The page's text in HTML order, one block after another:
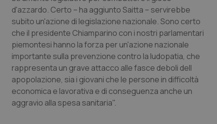
Provincia Autonoma di Bolzano
Provincia Autonoma di Trento
Puglia
Sardegna
Infezioni & Febbre
Ipertensione & Scompenso
Malattie rare
Malattia di Crohn & Rettocolite Ulcerosa
d'azzardo. Certo – ha aggiunto Saitta – servirebbe
subito un'azione di legislazione nazionale. Sono certo
che il presidente Chiamparino con i nostri parlamentari
piemontesi hanno la forza per un'azione nazionale
importante sulla prevenzione contro la ludopatia, che
rappresenta un grave attacco alle fasce deboli dell
apopolazione, sia i giovani che le persone in difficoltà
economica e lavorativa e di conseguenza anche un
aggravio alla spesa sanitaria".